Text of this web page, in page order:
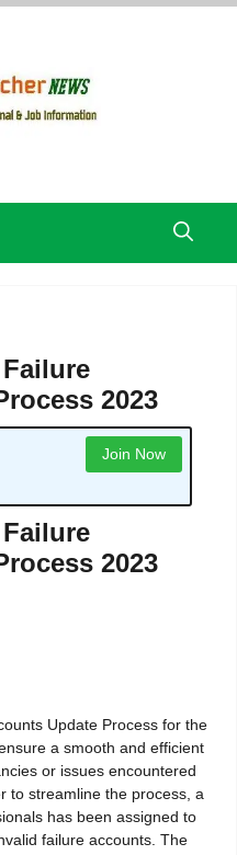
2023
Join Now
2023
Update Process for the
a smooth and efficient
or issues encountered
to streamline the process, a
has been assigned to
failure accounts. The